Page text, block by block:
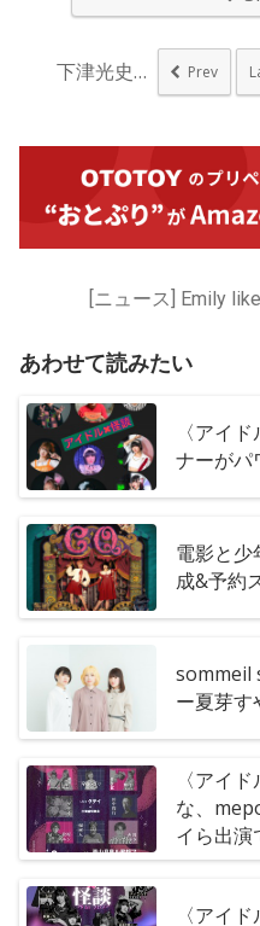
下津光史、janらが... Prev
あわせて読みたい
〈アイ
ナーがパ
電影と少
成&予約
sommeil
ー夏芽す
〈アイ
な、
イら出演
〈アイ